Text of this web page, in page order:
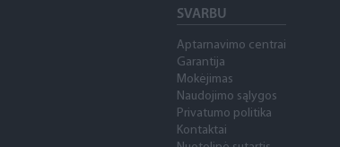
SVARBU
Aptarnavimo centrai
Garantija
Mokėjimas
Naudojimo sąlygos
Privatumo politika
Kontaktai